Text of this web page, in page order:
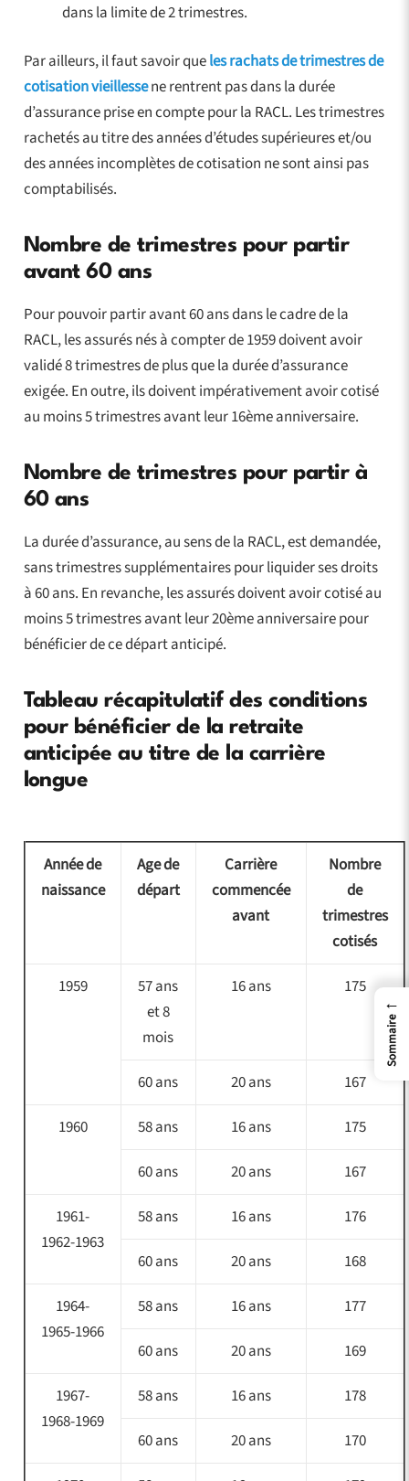
dans la limite de 2 trimestres.
Par ailleurs, il faut savoir queles rachats de trimestres de
cotisation vieillessene rentrent pas dans la durée
d’assurance prise en compte pour la RACL. Les trimestres
rachetés au titre des années d’études supérieures et/ou
des années incomplètes de cotisation ne sont ainsi pas
comptabilisés.
Nombre de trimestres pour partir
avant 60 ans
Pour pouvoir partir avant 60 ans dans le cadre de la
RACL, les assurés nés à compter de 1959 doivent avoir
validé 8 trimestres de plus que la durée d’assurance
exigée. En outre, ils doivent impérativement avoir cotisé
au moins 5 trimestres avant leur 16ème anniversaire.
Nombre de trimestres pour partir à
60 ans
La durée d’assurance, au sens de la RACL, est demandée,
sans trimestres supplémentaires pour liquider ses droits
à 60 ans. En revanche, les assurés doivent avoir cotisé au
moins 5 trimestres avant leur 20ème anniversaire pour
bénéficier de ce départ anticipé.
Tableau récapitulatif des conditions
pour bénéficier de la retraite
anticipée au titre de la carrière
longue
Année de
naissance
Age de
départ
Carrière
commencée
avant
Nombre
de
trimestres
cotisés
1959
57 ans
et 8
mois
16 ans 175
60 ans 20 ans 167
1960 58 ans 16 ans 175
60 ans 20 ans 167
1961-
1962-1963
58 ans 16 ans 176
60 ans 20 ans 168
1964-
1965-1966
58 ans 16 ans 177
60 ans 20 ans 169
1967-
1968-1969
58 ans 16 ans 178
60 ans 20 ans 170
←
Sommaire